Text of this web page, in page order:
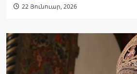
22 Յունուար, 2026